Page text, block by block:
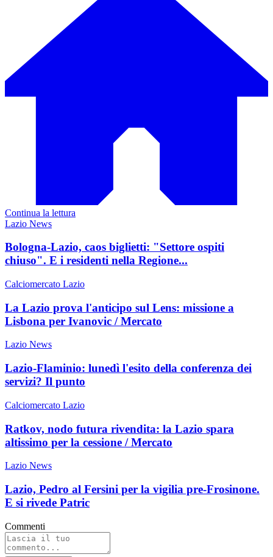
Continua la lettura
Lazio News
Bologna-Lazio, caos biglietti: "Settore ospiti
chiuso". E i residenti nella Regione...
Calciomercato Lazio
La Lazio prova l'anticipo sul Lens: missione a
Lisbona per Ivanovic / Mercato
Lazio News
Lazio-Flaminio: lunedì l'esito della conferenza dei
servizi? Il punto
Calciomercato Lazio
Ratkov, nodo futura rivendita: la Lazio spara
altissimo per la cessione / Mercato
Lazio News
Lazio, Pedro al Fersini per la vigilia pre-Frosinone.
E si rivede Patric
Commenti